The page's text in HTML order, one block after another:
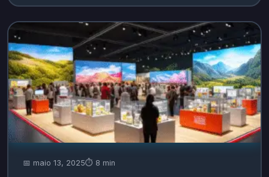
📅 maio 13, 2025⏱️ 8 min